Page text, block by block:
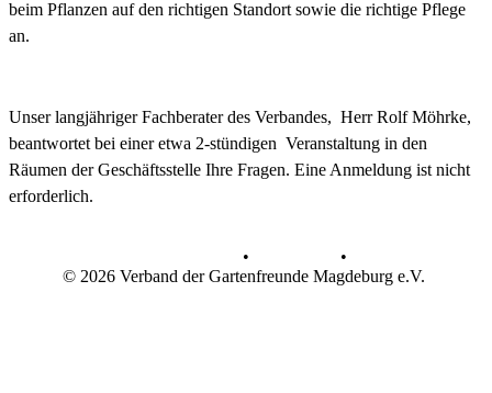
beim Pflanzen auf den richtigen Standort sowie die richtige Pflege
an.
Unser langjähriger Fachberater des Verbandes, Herr Rolf Möhrke,
beantwortet bei einer etwa 2-stündigen Veranstaltung in den
Räumen der Geschäftsstelle Ihre Fragen. Eine Anmeldung ist nicht
erforderlich.
•
•
© 2026 Verband der Gartenfreunde Magdeburg e.V.